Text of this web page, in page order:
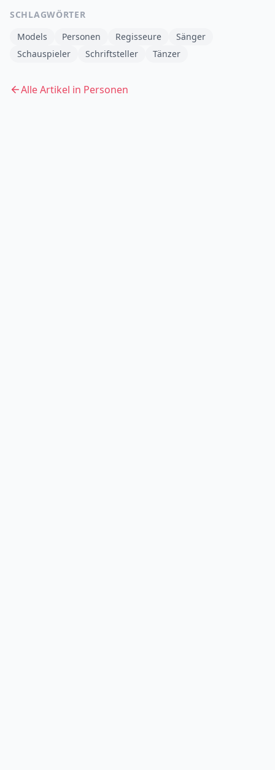
SCHLAGWÖRTER
Models
Personen Regisseure
Sänger
Schauspieler
Schriftsteller Tänzer
Alle Artikel in Personen